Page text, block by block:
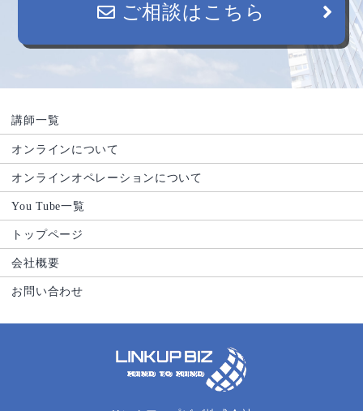
ご相談はこちら
講師一覧
オンラインについて
オンラインオペレーションについて
You Tube一覧
トップページ
会社概要
お問い合わせ